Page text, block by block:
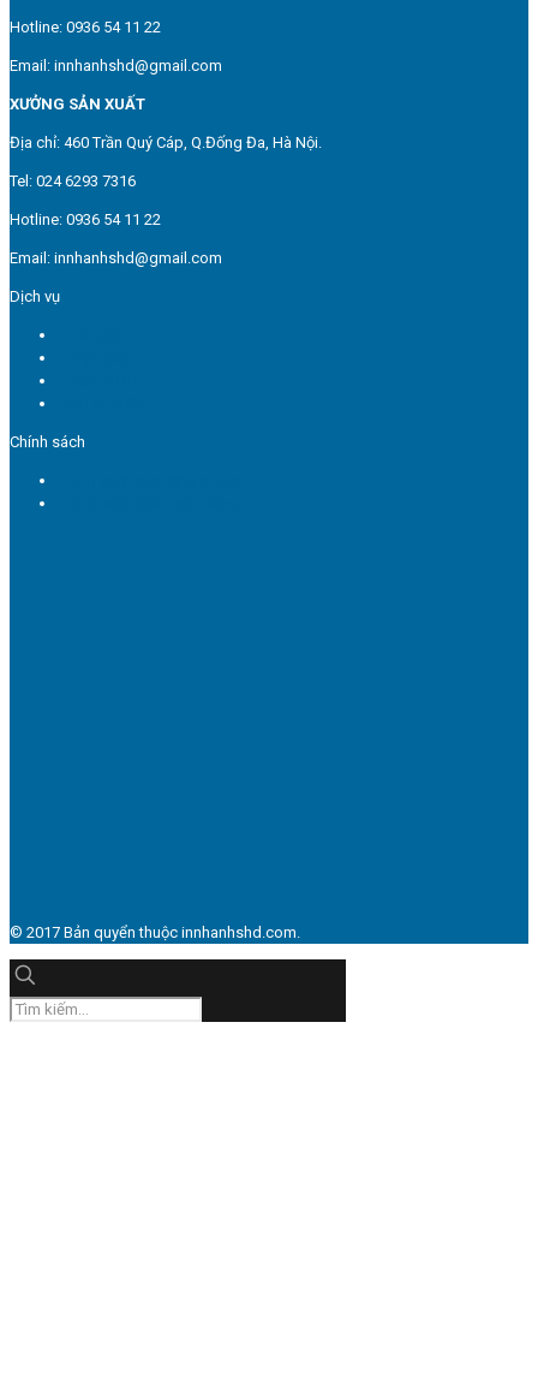
Hotline: 0936 54 11 22
Email: innhanhshd@gmail.com
XƯỞNG SẢN XUẤT
Địa chỉ: 460 Trần Quý Cáp, Q.Đống Đa, Hà Nội.
Tel: 024 6293 7316
Hotline: 0936 54 11 22
Email: innhanhshd@gmail.com
Dịch vụ
Chính sách
© 2017 Bản quyển thuộc innhanhshd.com.